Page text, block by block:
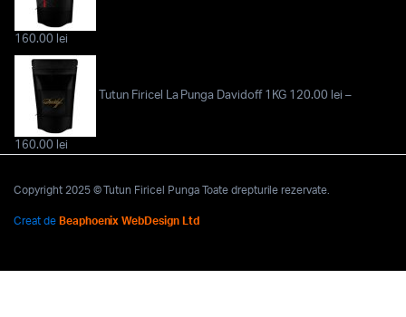
la
160.00 lei
160.00 leiInterval
de
prețuri:
120.00 lei
până
la
160.00 lei
Tutun Firicel La Punga Davidoff 1KG 120.00 lei –
160.00 leiInterval
120.00 lei
Copyright 2025 © Tutun Firicel Punga Toate drepturile rezervate.
Creat de Beaphoenix WebDesign Ltd